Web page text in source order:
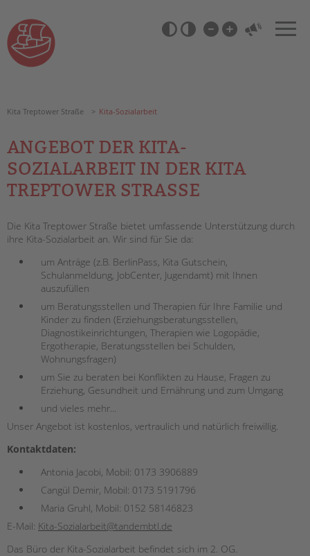
Barrierefrei-
Einstellungen
überspringen
Kita Treptower Straße Kita-Sozialarbeit
ANGEBOT DER KITA-
SOZIALARBEIT IN DER KITA
TREPTOWER STRASSE
Die Kita Treptower Straße bietet umfassende Unterstützung durch
ihre Kita-Sozialarbeit an. Wir sind für Sie da:
um Anträge (z.B. BerlinPass, Kita Gutschein,
Schulanmeldung, JobCenter, Jugendamt) mit Ihnen
auszufüllen
um Beratungsstellen und Therapien für Ihre Familie und
Kinder zu finden (Erziehungsberatungsstellen,
Diagnostikeinrichtungen, Therapien wie Logopädie,
Ergotherapie, Beratungsstellen bei Schulden,
Wohnungsfragen)
um Sie zu beraten bei Konflikten zu Hause, Fragen zu
Erziehung, Gesundheit und Ernährung und zum Umgang
und vieles mehr...
Unser Angebot ist kostenlos, vertraulich und natürlich freiwillig.
Kontaktdaten:
Antonia Jacobi, Mobil: 0173 3906889
Cangül Demir, Mobil: 0173 5191796
Maria Gruhl, Mobil: 0152 58146823
E-Mail: Kita-Sozialarbeit@tandembtl.de
Das Büro der Kita-Sozialarbeit befindet sich im 2. OG.